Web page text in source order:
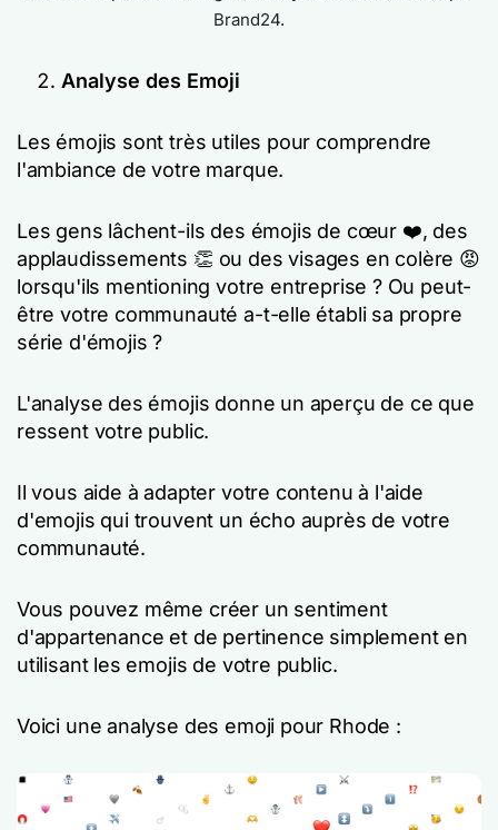
Brand24.
Analyse des Emoji
Les émojis sont très utiles pour comprendre
l'ambiance de votre marque.
Les gens lâchent-ils des émojis de cœur ❤️, des
applaudissements 👏 ou des visages en colère 😡
lorsqu'ils mentioning votre entreprise ? Ou peut-
être votre communauté a-t-elle établi sa propre
série d'émojis ?
L'analyse des émojis donne un aperçu de ce que
ressent votre public.
Il vous aide à adapter votre contenu à l'aide
d'emojis qui trouvent un écho auprès de votre
communauté.
Vous pouvez même créer un sentiment
d'appartenance et de pertinence simplement en
utilisant les emojis de votre public.
Voici une analyse des emoji pour Rhode :